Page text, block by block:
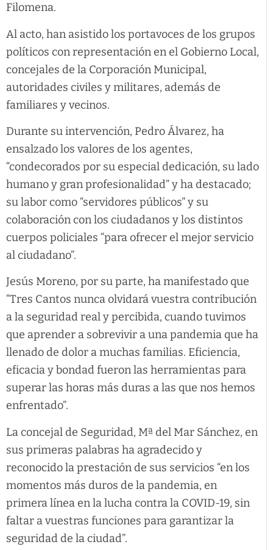
Filomena.
Al acto, han asistido los portavoces de los grupos
políticos con representación en el Gobierno Local,
concejales de la Corporación Municipal,
autoridades civiles y militares, además de
familiares y vecinos.
Durante su intervención, Pedro Álvarez, ha
ensalzado los valores de los agentes,
“condecorados por su especial dedicación, su lado
humano y gran profesionalidad” y ha destacado;
su labor como “servidores públicos” y su
colaboración con los ciudadanos y los distintos
cuerpos policiales “para ofrecer el mejor servicio
al ciudadano”.
Jesús Moreno, por su parte, ha manifestado que
“Tres Cantos nunca olvidará vuestra contribución
a la seguridad real y percibida, cuando tuvimos
que aprender a sobrevivir a una pandemia que ha
llenado de dolor a muchas familias. Eficiencia,
eficacia y bondad fueron las herramientas para
superar las horas más duras a las que nos hemos
enfrentado”.
La concejal de Seguridad, Mª del Mar Sánchez, en
sus primeras palabras ha agradecido y
reconocido la prestación de sus servicios “en los
momentos más duros de la pandemia, en
primera línea en la lucha contra la COVID-19, sin
faltar a vuestras funciones para garantizar la
seguridad de la ciudad”.